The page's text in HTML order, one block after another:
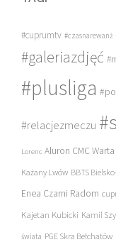
#cuprumtv #czasnarewanż
#galeriazdjęć
#plusliga
#relacjezmeczu
Lorenc Aluron CMC
Każany Lwów BBTS
Enea Czarni Radom
Kajetan Kubicki Kamil
świata PGE Skra Bełchatów